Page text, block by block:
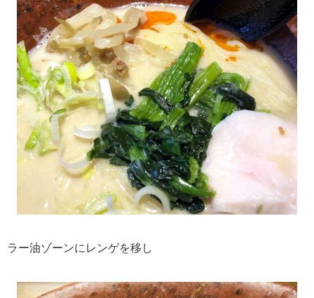
ラー油ゾーンにレンゲを移し